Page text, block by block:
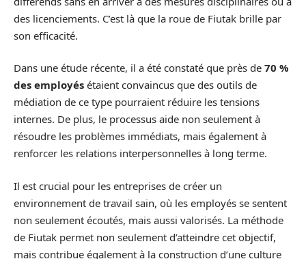
des licenciements. C’est là que la roue de Fiutak brille par
son efficacité.
Dans une étude récente, il a été constaté que près de 70 %
des employés étaient convaincus que des outils de
médiation de ce type pourraient réduire les tensions
internes. De plus, le processus aide non seulement à
résoudre les problèmes immédiats, mais également à
renforcer les relations interpersonnelles à long terme.
Il est crucial pour les entreprises de créer un
environnement de travail sain, où les employés se sentent
non seulement écoutés, mais aussi valorisés. La méthode
de Fiutak permet non seulement d’atteindre cet objectif,
mais contribue également à la construction d’une culture